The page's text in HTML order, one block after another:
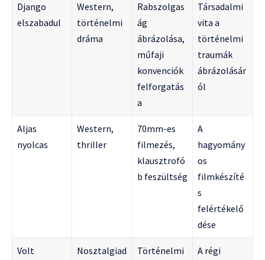
Django
elszabadul
Western,
történelmi
dráma
Rabszolgas
ág
ábrázolása,
műfaji
konvenciók
felforgatás
a
Társadalmi
vita a
történelmi
traumák
ábrázolásár
ól
Aljas
nyolcas
Western,
thriller
70mm-es
filmezés,
klausztrofó
b feszültség
A
hagyomány
os
filmkészíté
s
felértékelő
dése
Volt
Nosztalgiad
Történelmi
A régi